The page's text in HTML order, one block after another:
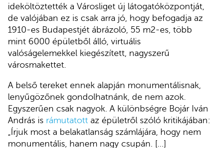
ideköltöztették a Városliget új látogatóközpontját,
de valójában ez is csak arra jó, hogy befogadja az
1910-es Budapestjét ábrázoló, 55 m2-es, több
mint 6000 épületből álló, virtuális
valóságelemekkel kiegészített, nagyszerű
városmakettet.
A belső tereket ennek alapján monumentálisnak,
lenyűgözőnek gondolhatnánk, de nem azok.
Egyszerűen csak nagyok. A különbségre Bojár Iván
András is rámutatott az épületről szóló kritikájában:
„Írjuk most a belakatlanság számlájára, hogy nem
monumentális, hanem nagy csupán. […]